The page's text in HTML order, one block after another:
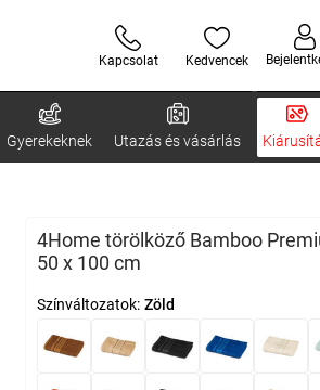
Kapcsolat Kedvencek
Gyerekeknek Utazás és vásárlás
4Home törölköző Bamboo
50 x 100 cm
Színváltozatok: Zöld